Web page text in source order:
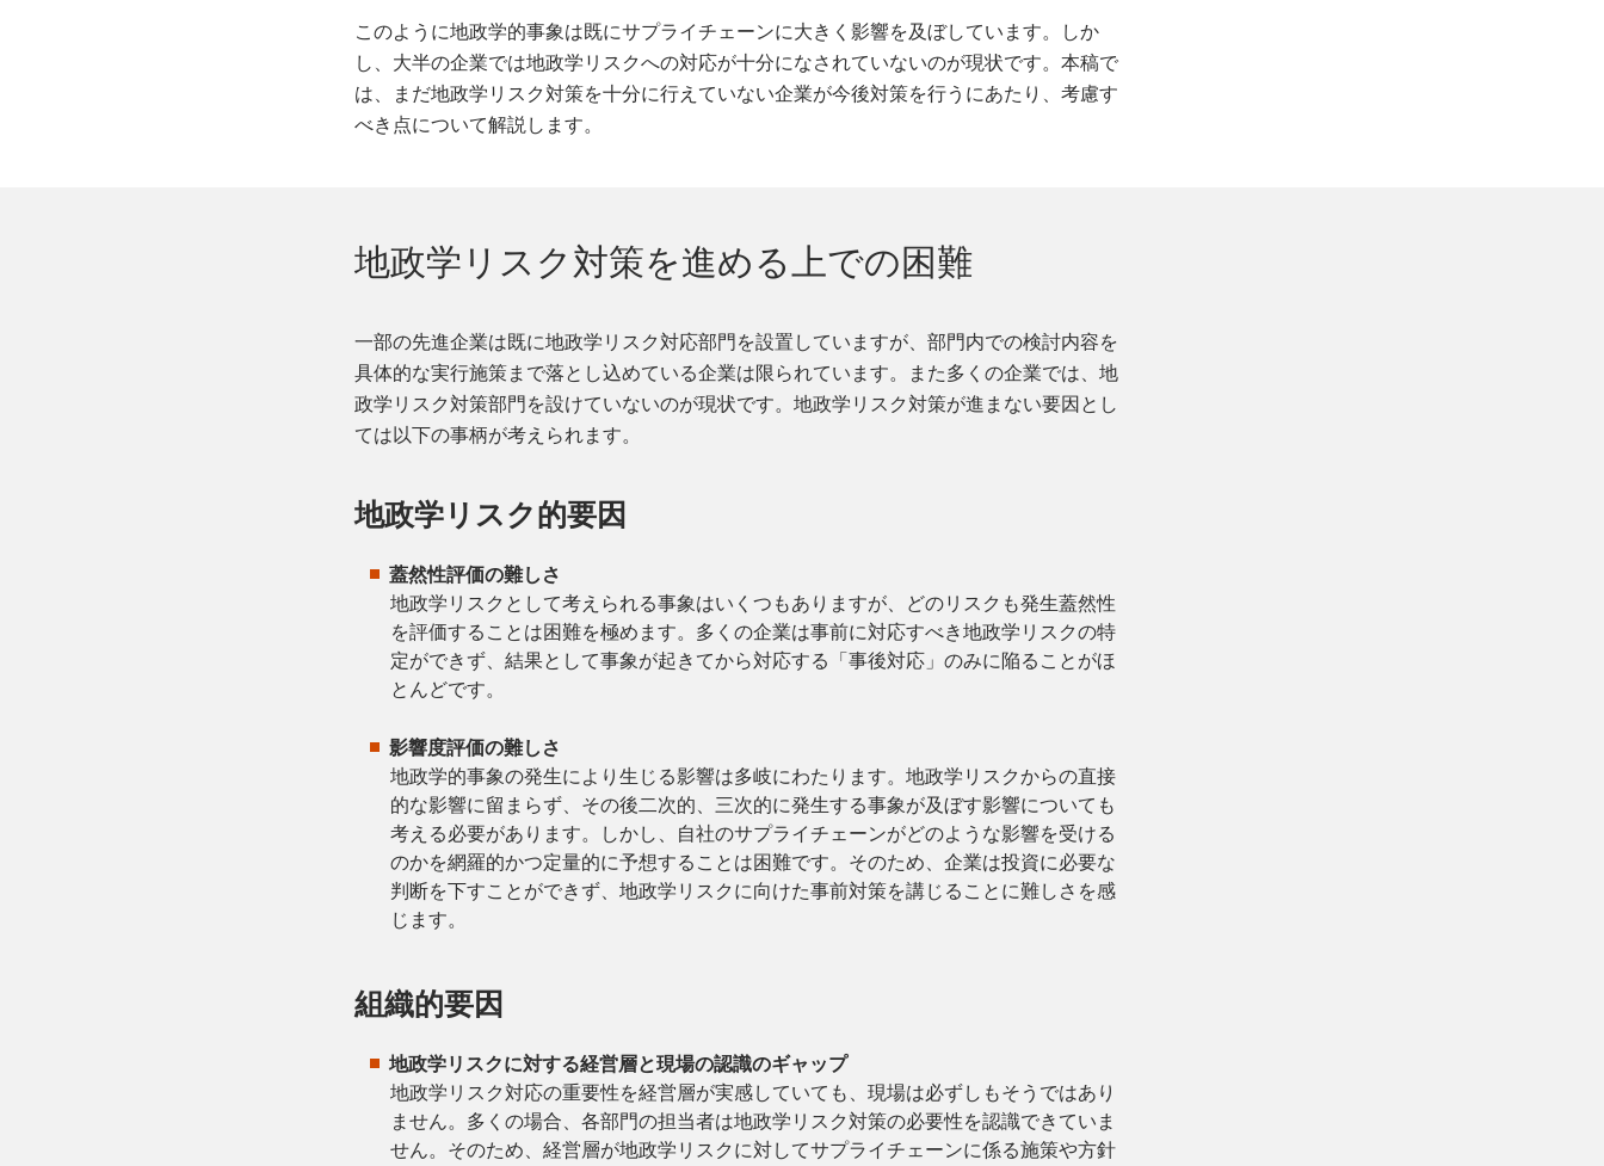
このように地政学的事象は既にサプライチェーンに大きく影響を及ぼしています。しか
し、大半の企業では地政学リスクへの対応が十分になされていないのが現状です。本稿で
は、まだ地政学リスク対策を十分に行えていない企業が今後対策を行うにあたり、考慮す
べき点について解説します。
地政学リスク対策を進める上での困難
一部の先進企業は既に地政学リスク対応部門を設置していますが、部門内での検討内容を
具体的な実行施策まで落とし込めている企業は限られています。また多くの企業では、地
政学リスク対策部門を設けていないのが現状です。地政学リスク対策が進まない要因とし
ては以下の事柄が考えられます。
地政学リスク的要因
蓋然性評価の難しさ
地政学リスクとして考えられる事象はいくつもありますが、どのリスクも発生蓋然性
を評価することは困難を極めます。多くの企業は事前に対応すべき地政学リスクの特
定ができず、結果として事象が起きてから対応する「事後対応」のみに陥ることがほ
とんどです。
影響度評価の難しさ
地政学的事象の発生により生じる影響は多岐にわたります。地政学リスクからの直接
的な影響に留まらず、その後二次的、三次的に発生する事象が及ぼす影響についても
考える必要があります。しかし、自社のサプライチェーンがどのような影響を受ける
のかを網羅的かつ定量的に予想することは困難です。そのため、企業は投資に必要な
判断を下すことができず、地政学リスクに向けた事前対策を講じることに難しさを感
じます。
組織的要因
地政学リスクに対する経営層と現場の認識のギャップ
地政学リスク対応の重要性を経営層が実感していても、現場は必ずしもそうではあり
ません。多くの場合、各部門の担当者は地政学リスク対策の必要性を認識できていま
せん。そのため、経営層が地政学リスクに対してサプライチェーンに係る施策や方針